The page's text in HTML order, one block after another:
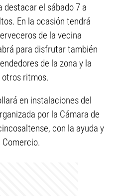
destacar el sábado 7 a
En la ocasión tendrá
de la vecina
para disfrutar también
de la zona y la
otros ritmos.
en instalaciones del
por la Cámara de
con la ayuda y